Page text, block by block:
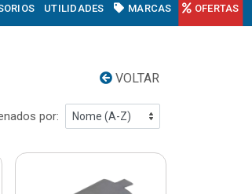
UTILIDADES MARCAS OFERTAS
VOLTAR
por: